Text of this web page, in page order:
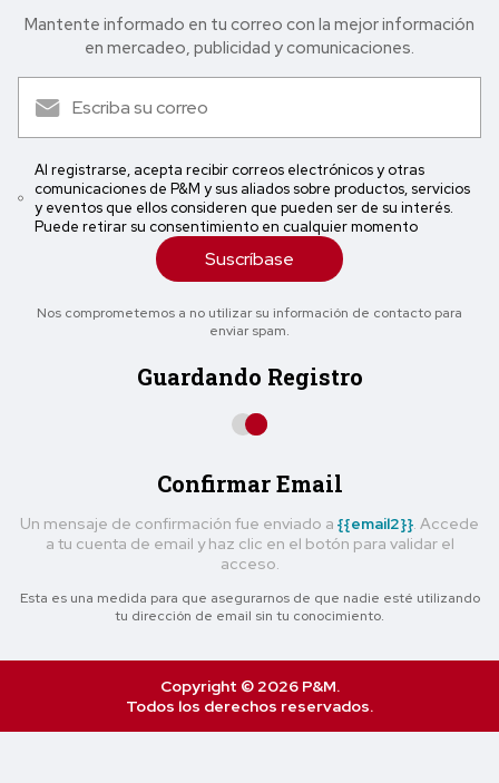
Mantente informado en tu correo con la mejor in formación
en mercadeo, publicidad y comunicaciones.
Al registrarse, acepta recibir correos electrónicos y otras
comunicaciones de P&M y sus aliados sobre productos, servicios
y eventos que ellos consideren que pueden ser de su interés.
Puede retirar su consentimiento en cualquier momento
Suscríbase
Nos comprometemos a no utilizar su información de contacto para
enviar spam.
Guardando Registro
Confirmar Email
Un mensaje de confirmación fue enviado a {{email2}} . Accede
a tu cuenta de email y haz clic en el botón para validar el
acceso.
Esta es una medida para que asegurarnos de que nadie esté utilizando
tu dirección de email sin tu conocimiento.
Copyright © 2026 P&M.
Todos los derechos reservados.